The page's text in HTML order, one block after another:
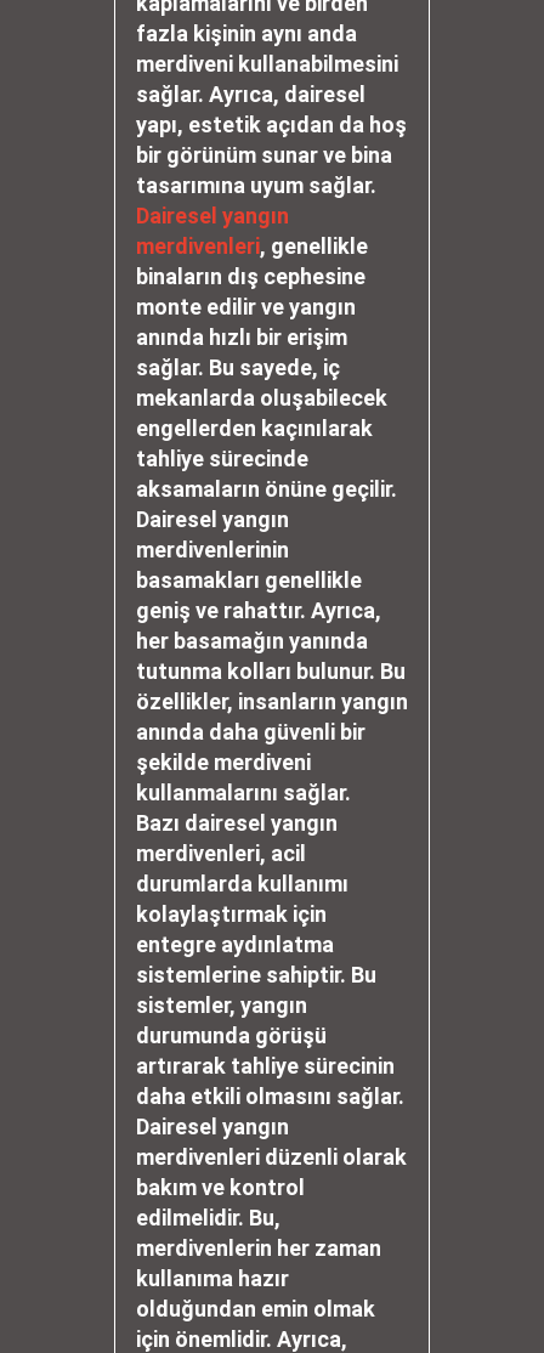
fazla kişinin aynı anda
merdiveni kullanabilmesini
sağlar. Ayrıca, dairesel
yapı, estetik açıdan da hoş
bir görünüm sunar ve bina
tasarımına uyum sağlar.
Dairesel yangın
merdivenleri, genellikle
binaların dış cephesine
monte edilir ve yangın
anında hızlı bir erişim
sağlar. Bu sayede, iç
mekanlarda oluşabilecek
engellerden kaçınılarak
tahliye sürecinde
aksamaların önüne geçilir.
Dairesel yangın
merdivenlerinin
basamakları genellikle
geniş ve rahattır. Ayrıca,
her basamağın yanında
tutunma kolları bulunur. Bu
özellikler, insanların yangın
anında daha güvenli bir
şekilde merdiveni
kullanmalarını sağlar.
Bazı dairesel yangın
merdivenleri, acil
durumlarda kullanımı
kolaylaştırmak için
entegre aydınlatma
sistemlerine sahiptir. Bu
sistemler, yangın
durumunda görüşü
artırarak tahliye sürecinin
daha etkili olmasını sağlar.
Dairesel yangın
merdivenleri düzenli olarak
bakım ve kontrol
edilmelidir. Bu,
merdivenlerin her zaman
kullanıma hazır
olduğundan emin olmak
için önemlidir. Ayrıca,